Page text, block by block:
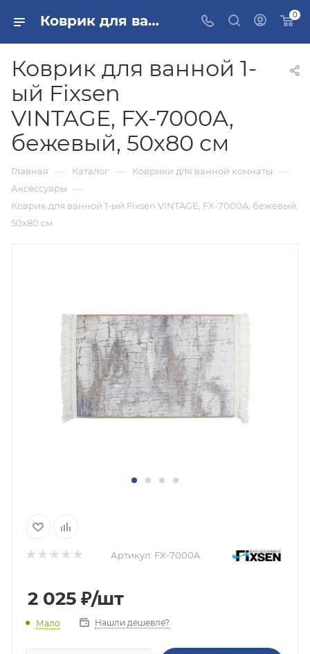
Коврик для ванной 1-ый Fixsen VINTAGE, FX-7000A, бежевый, 50х80 см купить в Москве 0
Коврик для ванной 1-
ый Fixsen
VINTAGE, FX-7000A,
бежевый, 50х80 см
Главная — Каталог — Коврики для ванной комнаты —
Аксессуары —
Коврик для ванной 1-ый Fixsen VINTAGE, FX-7000A, бежевый,
50х80 см
Артикул: FX-7000A
2 025 ₽/шт
Мало Нашли дешевле?